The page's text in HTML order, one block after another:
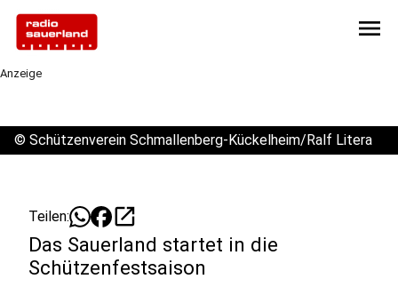
menu
Anzeige
© Schützenverein Schmallenberg-Kückelheim/Ralf Litera
Teilen: open_in_new
Das Sauerland startet in die
Schützenfestsaison